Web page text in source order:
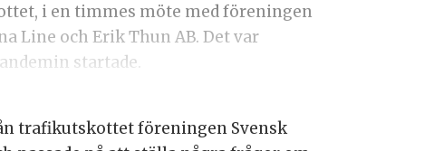
i en timmes möte med föreningen
Line och Erik Thun AB. Det var
startade.
trafikutskottet föreningen Svensk